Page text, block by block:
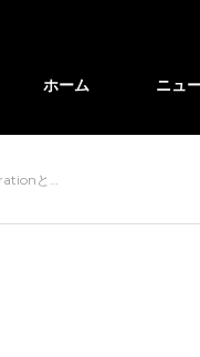
ホーム ニュ
と…